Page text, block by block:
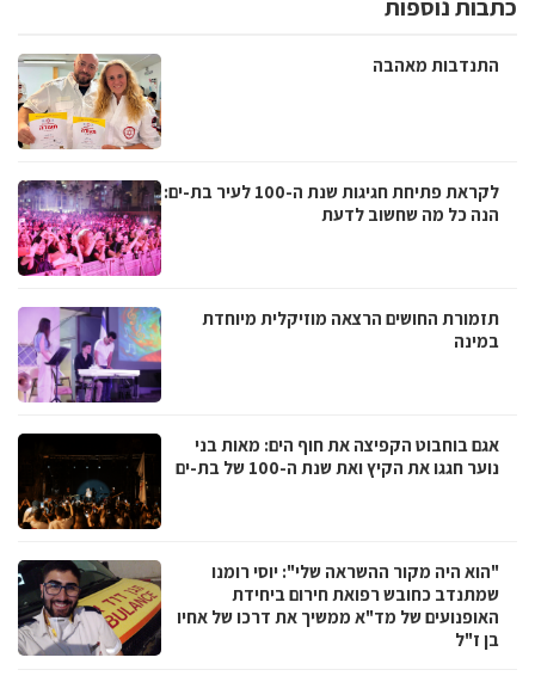
כתבות נוספות
התנדבות מאהבה
לקראת פתיחת חגיגות שנת ה-100 לעיר בת-ים:
הנה כל מה שחשוב לדעת
תזמורת החושים הרצאה מוזיקלית מיוחדת
במינה
אגם בוחבוט הקפיצה את חוף הים: מאות בני
נוער חגגו את הקיץ ואת שנת ה-100 של בת-ים
"הוא היה מקור ההשראה שלי": יוסי רומנו
שמתנדב כחובש רפואת חירום ביחידת
האופנועים של מד"א ממשיך את דרכו של אחיו
בן ז"ל